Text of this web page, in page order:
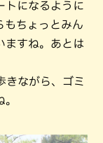
トになるように
もちょっとみん
ますね。あとは
きながら、ゴミ